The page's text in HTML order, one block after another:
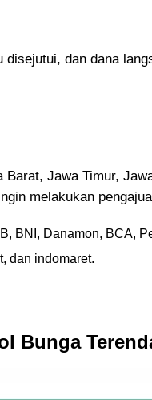
dan dana
Jawa Timur,
melakukan
BNI, Danamon, BCA,
dan indomaret.
Bunga